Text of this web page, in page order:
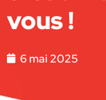
vous !
6 mai 2025